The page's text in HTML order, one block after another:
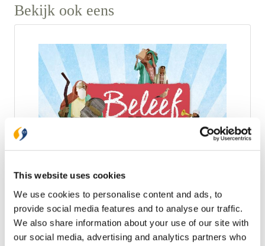
This website uses cookies
We use cookies to personalise content and ads, to
provide social media features and to analyse our traffic.
We also share information about your use of our site with
our social media, advertising and analytics partners who
Bekijk ook eens
Ark Media
Beleef de Bijbel
Had koning Salomo huisdieren? Wat zijn de meest